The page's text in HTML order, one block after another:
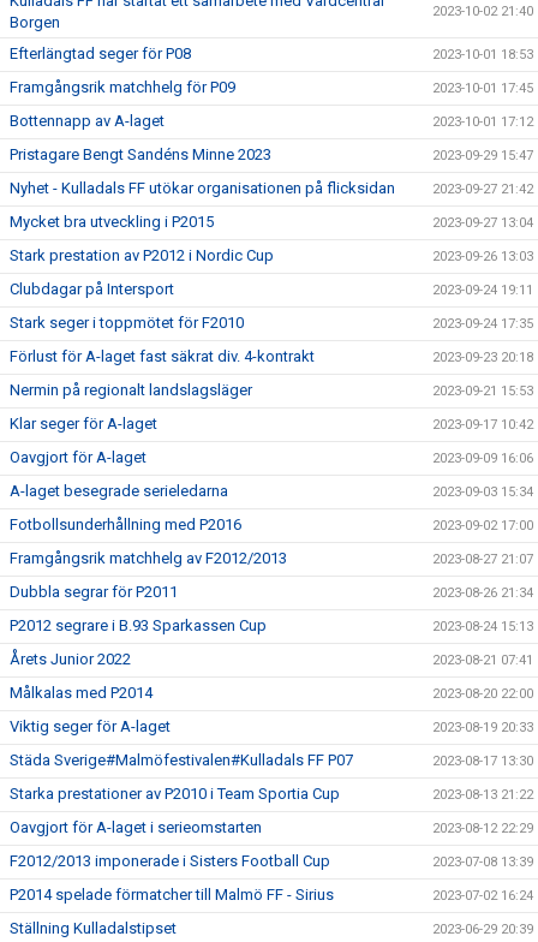
Borgen
2023-10-02 21:40
Efterlängtad seger för P08 2023-10-01 18:53
Framgångsrik matchhelg för P09 2023-10-01 17:45
Bottennapp av A-laget 2023-10-01 17:12
Pristagare Bengt Sandéns Minne 2023 2023-09-29 15:47
Nyhet - Kulladals FF utökar organisationen på flicksidan 2023-09-27 21:42
Mycket bra utveckling i P2015 2023-09-27 13:04
Stark prestation av P2012 i Nordic Cup 2023-09-26 13:03
Clubdagar på Intersport 2023-09-24 19:11
Stark seger i toppmötet för F2010 2023-09-24 17:35
Förlust för A-laget fast säkrat div. 4-kontrakt 2023-09-23 20:18
Nermin på regionalt landslagsläger 2023-09-21 15:53
Klar seger för A-laget 2023-09-17 10:42
Oavgjort för A-laget 2023-09-09 16:06
A-laget besegrade serieledarna 2023-09-03 15:34
Fotbollsunderhållning med P2016 2023-09-02 17:00
Framgångsrik matchhelg av F2012/2013 2023-08-27 21:07
Dubbla segrar för P2011 2023-08-26 21:34
P2012 segrare i B.93 Sparkassen Cup 2023-08-24 15:13
Årets Junior 2022 2023-08-21 07:41
Målkalas med P2014 2023-08-20 22:00
Viktig seger för A-laget 2023-08-19 20:33
Städa Sverige#Malmöfestivalen#Kulladals FF P07 2023-08-17 13:30
Starka prestationer av P2010 i Team Sportia Cup 2023-08-13 21:22
Oavgjort för A-laget i serieomstarten 2023-08-12 22:29
F2012/2013 imponerade i Sisters Football Cup 2023-07-08 13:39
P2014 spelade förmatcher till Malmö FF - Sirius 2023-07-02 16:24
Ställning Kulladalstipset 2023-06-29 20:39